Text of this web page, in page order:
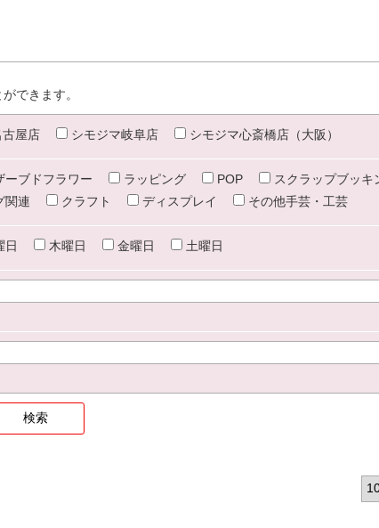
できます。
古屋店 シモジマ岐阜店 シモジマ心斎橋店（大阪）
ーブドフラワー ラッピング POP
スクラップブッキ
関連 クラフト ディスプレイ その他手芸・工芸
日 木曜日 金曜日 土曜日